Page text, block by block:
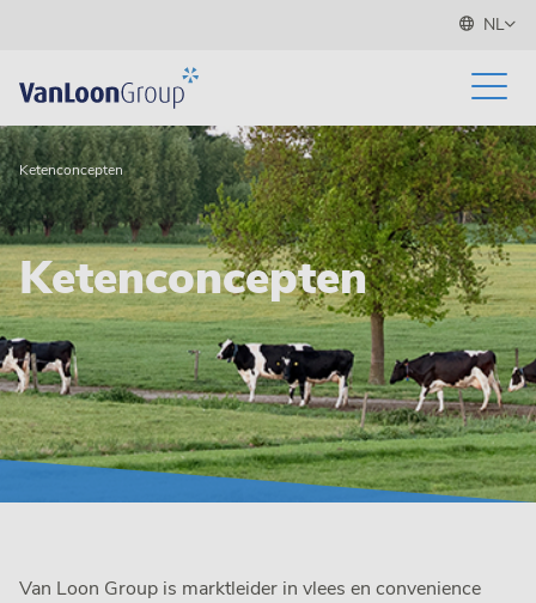
NL
Ketenconcepten
Ketenconcepten
Van Loon Group is marktleider in vlees en convenience